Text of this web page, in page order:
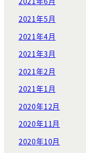
2021年5月
2021年4月
2021年3月
2021年2月
2021年1月
2020年12月
2020年11月
2020年10月